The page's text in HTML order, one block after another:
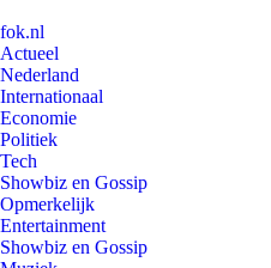
fok.nl
Actueel
Nederland
Internationaal
Economie
Politiek
Tech
Showbiz en Gossip
Opmerkelijk
Entertainment
Showbiz en Gossip